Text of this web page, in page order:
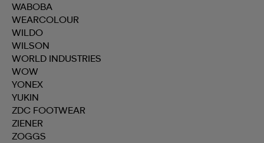
WABOBA
WEARCOLOUR
WILDO
WILSON
WORLD INDUSTRIES
WOW
YONEX
YUKIN
ZDC FOOTWEAR
ZIENER
ZOGGS